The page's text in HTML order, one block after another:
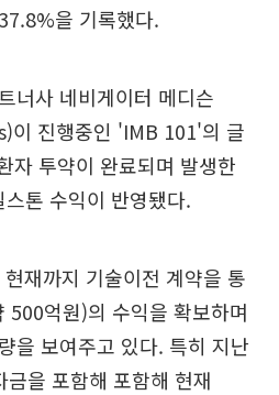
을 기록했다.
너사 네비게이터 메디슨
진행중인 'IMB 101'의 글
자 투약이 완료되며 발생한
톤 수익이 반영됐다.
재까지 기술이전 계약을 통
500억원)의 수익을 확보하며
을 보여주고 있다. 특히 지난
을 포함해 포함해 현재